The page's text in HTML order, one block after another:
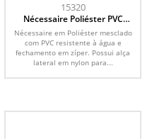
15320
Nécessaire Poliéster PVC
Mescla
Nécessaire em Poliéster mesclado
com PVC resistente à água e
fechamento em zíper. Possui alça
lateral em nylon para...